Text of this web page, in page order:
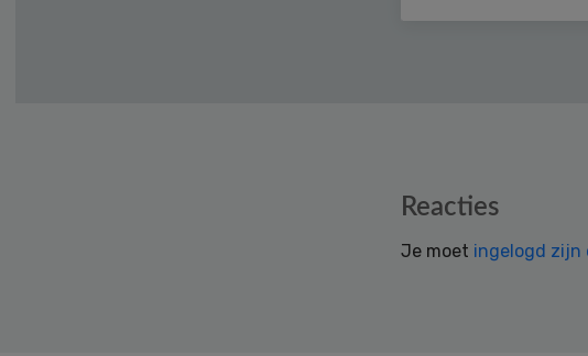
Reacties
Je moet ingelogd zijn